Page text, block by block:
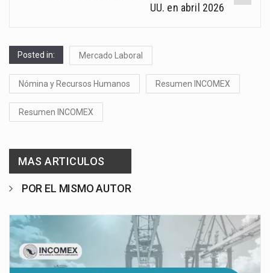
UU. en abril 2026
Posted in: Mercado Laboral
Nómina y Recursos Humanos Resumen INCOMEX
Resumen INCOMEX
MAS ARTICULOS
POR EL MISMO AUTOR